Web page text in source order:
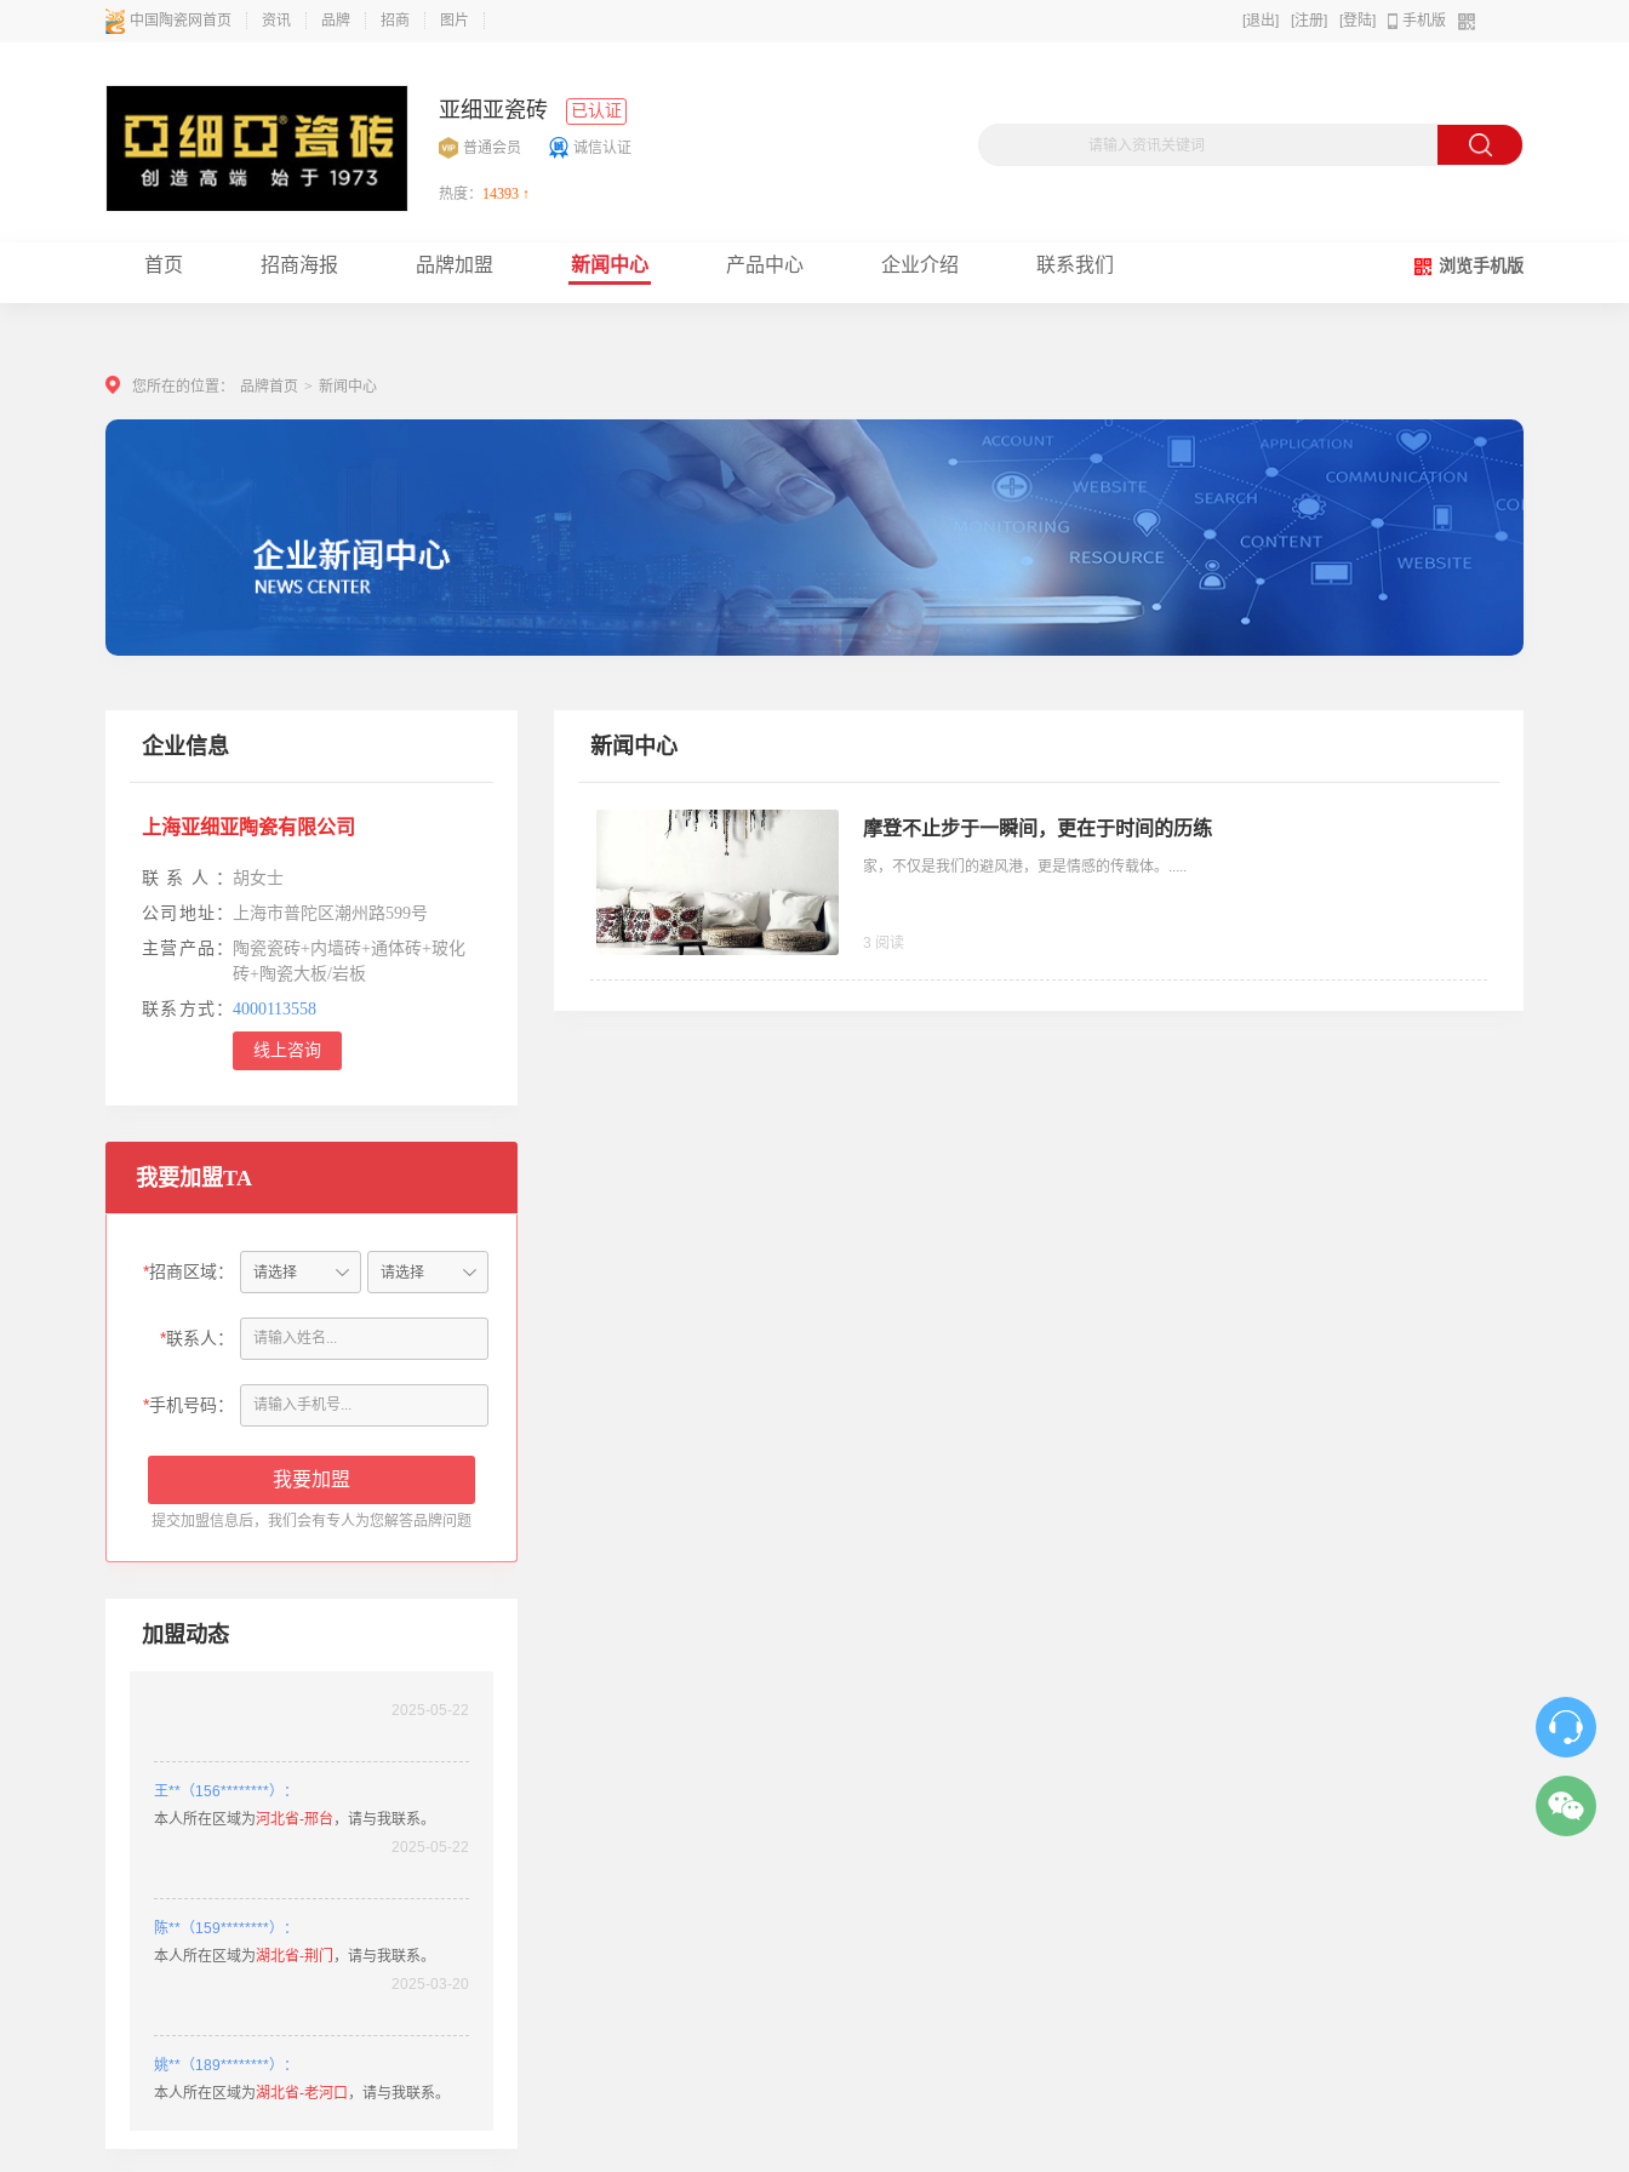
中国陶瓷网首页 资讯 品牌 招商 图片 [退出] [注册] [登陆] 手机版
亚细亚瓷砖 已认证
普通会员 诚信认证
热度： 14393 ↑
首页 招商海报 品牌加盟 新闻中心 产品中心 企业介绍 联系我们 浏览手机版
您所在的位置： 品牌首页 > 新闻中心
企业信息
上海亚细亚陶瓷有限公司
联系人： 胡女士
公司地址：
上海市普陀区潮州路599号
主营产品：
陶瓷瓷砖+内墙砖+通体砖+玻化
砖+陶瓷大板/岩板
联系方式： 4000113558
线上咨询
我要加盟TA
*招商区域：
*联系人：
*手机号码：
提交加盟信息后，我们会有专人为您解答品牌问题
加盟动态
本人所在区域为
，请与我联系。
本人所在区域为四川省-阆中，请与我联系。
2025-05-22
肖**（158********）：
本人所在区域为 广东省-乐昌 ，请与我联系。
2025-05-22
兰**（150********）：
新闻中心
摩登不止步于一瞬间，更在于时间的历练
家，不仅是我们的避风港，更是情感的传载体。.....
3 阅读